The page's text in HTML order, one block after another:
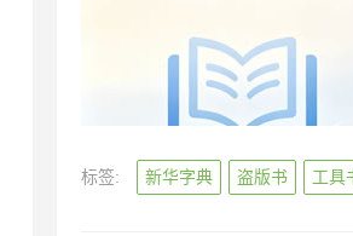
标签: 新华字典 盗版书 工具